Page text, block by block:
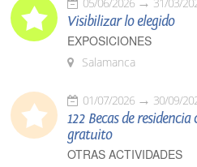
Visibilizar lo elegido
EXPOSICIONES
Salamanca
01/07/2026 30/09/
122 Becas de
gratuito
OTRAS ACTIVIDADES